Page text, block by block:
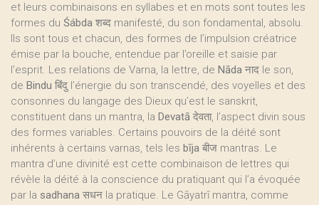
et leurs combinaisons en syllabes et en mots sont toutes les
formes du Śábda शब्द manifesté, du son fondamental, absolu.
Ils sont tous et chacun, des formes de l’impulsion créatrice
émise par la bouche, entendue par l’oreille et saisie par
l’esprit. Les relations de Varna, la lettre, de Nāda नाद le son,
de Bindu बिंदु l’énergie du son transcendé, des voyelles et des
consonnes du langage des Dieux qu’est le sanskrit,
constituent dans un mantra, la Devatā देवता, l’aspect divin sous
des formes variables. Certains pouvoirs de la déité sont
inhérents à certains varnas, tels les bīja बीज mantras. Le
mantra d’une divinité est cette combinaison de lettres qui
révèle la déité à la conscience du pratiquant qui l’a évoquée
par la sadhana सधन la pratique. Le Gāyatrī mantra, comme